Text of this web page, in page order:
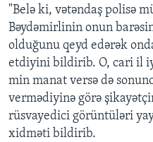
"Belə ki, vətəndaş polisə
Bəydəmirlinin onun
olduğunu qeyd edərək
etdiyini bildirib. O, cari il
min manat versə də
vermədiyinə görə
rüsvayedici görüntüləri
xidməti bildirib.